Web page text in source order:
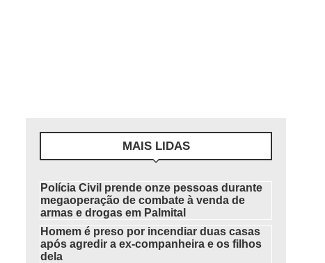
MAIS LIDAS
Polícia Civil prende onze pessoas durante
megaoperação de combate à venda de
armas e drogas em Palmital
Homem é preso por incendiar duas casas
após agredir a ex-companheira e os filhos
dela